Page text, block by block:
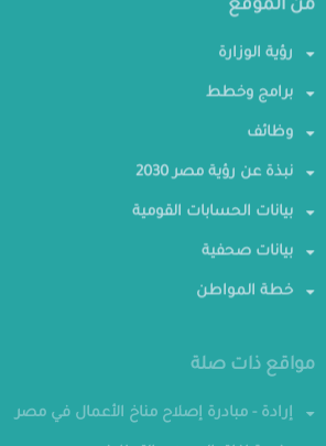
من الموقع
رؤية الوزارة
برامج وخطط
وظائف
نبذة عن رؤية مصر 2030
بيانات الحسابات القومية
بيانات صحفية
خطة المواطن
مواقع ذات صلة
إرادة - مبادرة إصلاح مناخ الأعمال في مصر